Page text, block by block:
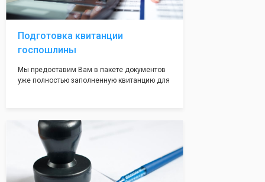
волноваться на этот счет, ведь у нас все
адреса не массовые и очень надежные!
Подготовка квитанции
госпошлины
Мы предоставим Вам в пакете документов
уже полностью заполненную квитанцию для
посредственно в налоговой инспекции при
подаче документов на регистрацию.